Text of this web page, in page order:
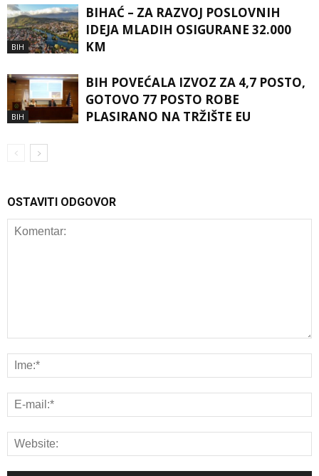
BIH
BIHAĆ – ZA RAZVOJ POSLOVNIH
IDEJA MLADIH OSIGURANE 32.000
KM
BIH
BIH POVEĆALA IZVOZ ZA 4,7 POSTO,
GOTOVO 77 POSTO ROBE
PLASIRANO NA TRŽIŠTE EU
OSTAVITI ODGOVOR